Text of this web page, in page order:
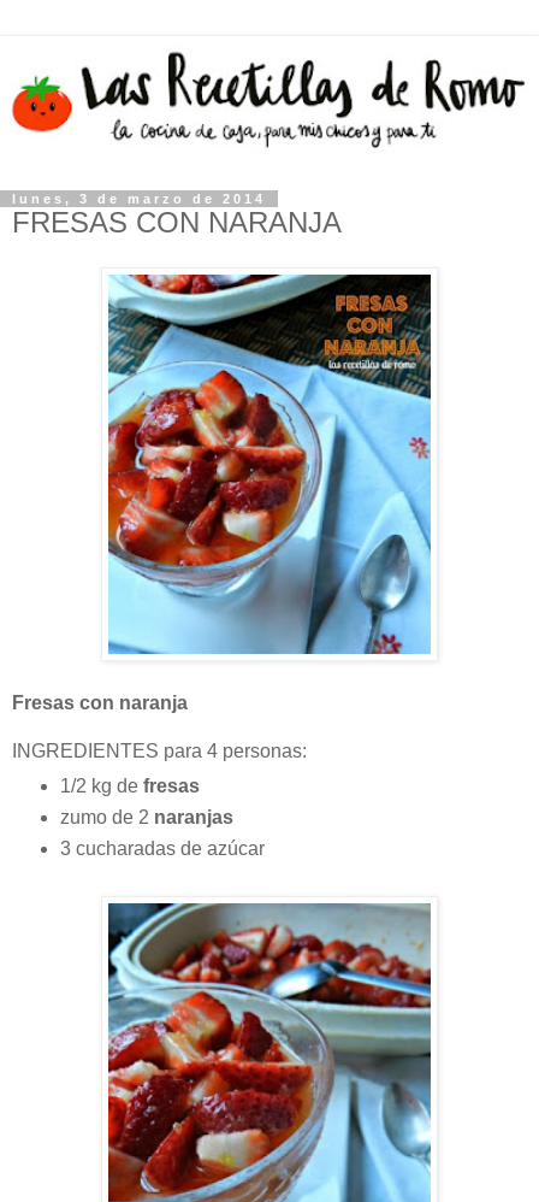
lunes, 3 de marzo de 2014
FRESAS CON NARANJA
Fresas con naranja
INGREDIENTES para 4 personas:
1/2 kg de fresas
zumo de 2 naranjas
3 cucharadas de azúcar